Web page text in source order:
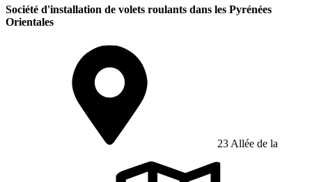
Société d'installation de volets roulants dans les Pyrénées
Orientales
23 Allée de la